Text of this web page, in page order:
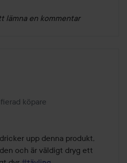
lämna en kommentar
6 år
köpare
upp denna produkt,
och är väldigt dryg ett